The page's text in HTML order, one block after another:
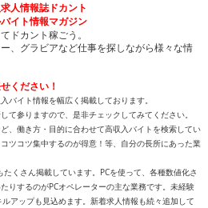
人情報誌ドカント
イト情報マガジン
ドカント稼ごう。
、グラビアなど仕事を探しながら様々な情
ください！
バイト情報を幅広く掲載しております。
て参りますので、是非チェックしてみてください。
、働き方・目的に合わせて高収入バイトを検索してい
ツコツ集中するのが得意！等、自分の長所にあった業
たくさん掲載しています。PCを使って、各種数値化さ
りするのがPCオペレーターの主な業務です。未経験
アップも見込めます。新着求人情報も続々追加して